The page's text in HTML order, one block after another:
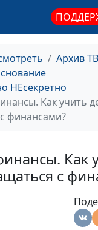
Архив
НЕсекретно
Как учить
финансами?
Как
с
Андрей
Дмитрий
Артем
Дмитрий
Роман